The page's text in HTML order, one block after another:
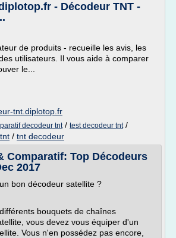
- Décodeur TNT -
de produits - recueille les avis, les
utilisateurs. Il vous aide à comparer
le...
tnt.diplotop.fr
decodeur tnt/ test decodeur tnt/
/ tnt decodeur
Comparatif: Top Décodeurs
2017
bon décodeur satellite ?
bouquets de chaînes
vous devez vous équiper d'un
Vous n'en possédez pas encore,